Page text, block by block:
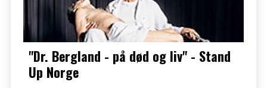
"Dr. Bergland - på død og liv" - Stand
Up Norge